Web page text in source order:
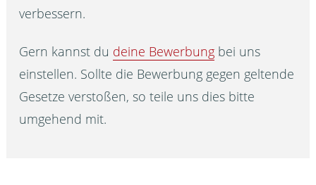
verbessern.
Gern kannst du deine Bewerbung bei uns
einstellen. Sollte die Bewerbung gegen geltende
Gesetze verstoßen, so teile uns dies bitte
umgehend mit.